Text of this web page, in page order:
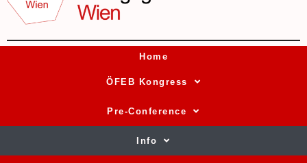
Home
ÖFEB Kongress
Pre-Conference
Info